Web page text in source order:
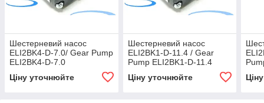
Шестерневий насос
ELI2BK4-D-7.0/ Gear Pump
ELI2BK4-D-7.0
Ціну уточнюйте
Шестерневий насос
ELI2BK1-D-11.4 / Gear
Pump ELI2BK1-D-11.4
Ціну уточнюйте